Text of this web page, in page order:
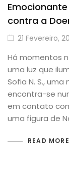
contra a
21 Fevereiro,
Há momentos
uma luz que
Sofia N. S.,
encontra-se
em contato
uma figura de
READ MORE